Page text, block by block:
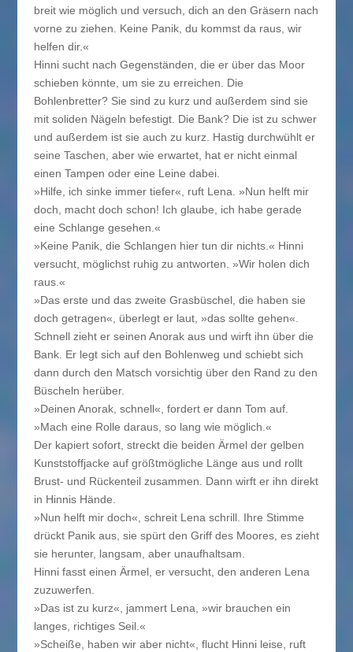
breit wie möglich und versuch, dich an den Gräsern nach
vorne zu ziehen. Keine Panik, du kommst da raus, wir
helfen dir.«
Hinni sucht nach Gegenständen, die er über das Moor
schieben könnte, um sie zu erreichen. Die
Bohlenbretter? Sie sind zu kurz und außerdem sind sie
mit soliden Nägeln befestigt. Die Bank? Die ist zu schwer
und außerdem ist sie auch zu kurz. Hastig durchwühlt er
seine Taschen, aber wie erwartet, hat er nicht einmal
einen Tampen oder eine Leine dabei.
»Hilfe, ich sinke immer tiefer«, ruft Lena. »Nun helft mir
doch, macht doch schon! Ich glaube, ich habe gerade
eine Schlange gesehen.«
»Keine Panik, die Schlangen hier tun dir nichts.« Hinni
versucht, möglichst ruhig zu antworten. »Wir holen dich
raus.«
»Das erste und das zweite Grasbüschel, die haben sie
doch getragen«, überlegt er laut, »das sollte gehen«.
Schnell zieht er seinen Anorak aus und wirft ihn über die
Bank. Er legt sich auf den Bohlenweg und schiebt sich
dann durch den Matsch vorsichtig über den Rand zu den
Büscheln herüber.
»Deinen Anorak, schnell«, fordert er dann Tom auf.
»Mach eine Rolle daraus, so lang wie möglich.«
Der kapiert sofort, streckt die beiden Ärmel der gelben
Kunststoffjacke auf größtmögliche Länge aus und rollt
Brust- und Rückenteil zusammen. Dann wirft er ihn direkt
in Hinnis Hände.
»Nun helft mir doch«, schreit Lena schrill. Ihre Stimme
drückt Panik aus, sie spürt den Griff des Moores, es zieht
sie herunter, langsam, aber unaufhaltsam.
Hinni fasst einen Ärmel, er versucht, den anderen Lena
zuzuwerfen.
»Das ist zu kurz«, jammert Lena, »wir brauchen ein
langes, richtiges Seil.«
»Scheiße, haben wir aber nicht«, flucht Hinni leise, ruft